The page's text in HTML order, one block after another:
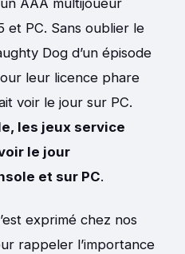
et PC. Sans oublier le
Dog d’un épisode
leur licence phare
voir le jour sur PC.
les jeux service
le jour
et sur PC.
exprimé chez nos
rappeler l’importance